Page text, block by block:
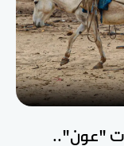
"عون"..